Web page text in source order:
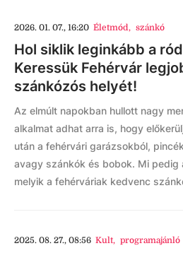
2026. 01. 07., 16:20 Életmód, szánkó
Hol siklik leginkább a
Keressük Fehérvár
szánkózós helyét!
Az elmúlt napokban hullott nagy
alkalmat adhat arra is, hogy
után a fehérvári garázsokból,
avagy szánkók és bobok. Mi pedig
melyik a fehérváriak kedvenc
2025. 08. 27., 08:56 Kult, programajánló